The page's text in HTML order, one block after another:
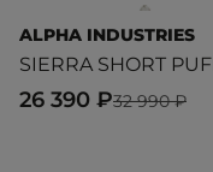
ALPHA INDUSTRIES
SIERRA SHORT
32 990 ₽
26 390 ₽